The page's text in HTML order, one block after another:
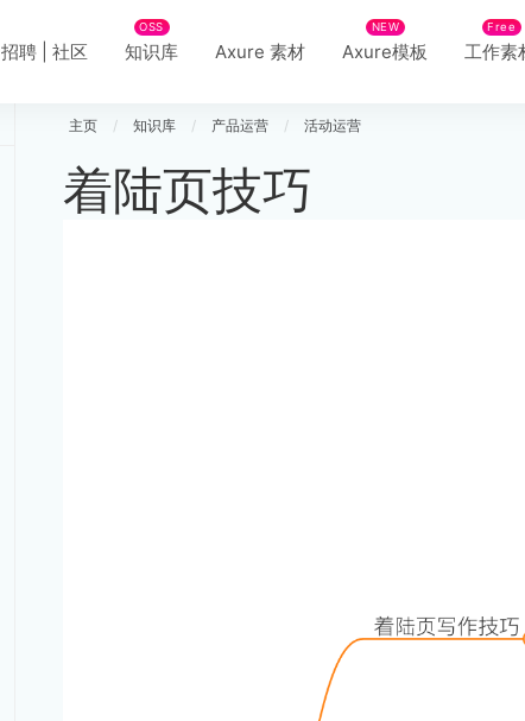
招聘 | 社区 知识库
OSS
Axure 素材 Axure模板
NEW
工作素
Free
主页 / 知识库 / 产品运营 / 活动运营
着陆页技巧